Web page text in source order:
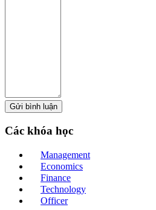
Các khóa học
Management
Economics
Finance
Technology
Officer